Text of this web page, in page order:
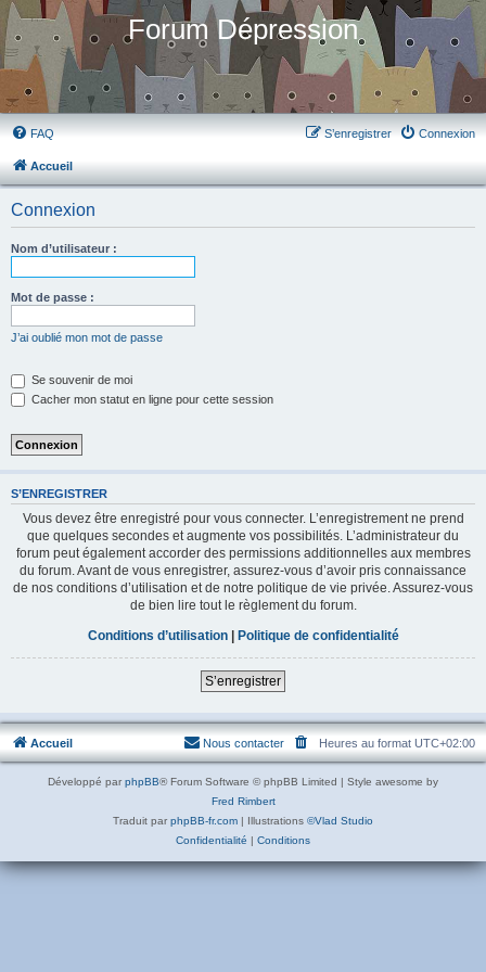
Forum Dépression
FAQ Connexion
S’enregistrer
Accueil
Connexion
Nom d’utilisateur :
Mot de passe :
J’ai oublié mon mot de passe
Se souvenir de moi
Cacher mon statut en ligne pour cette session
S’ENREGISTRER
Vous devez être enregistré pour vous connecter. L’enregistrement ne prend
que quelques secondes et augmente vos possibilités. L’administrateur du
forum peut également accorder des permissions additionnelles aux membres
du forum. Avant de vous enregistrer, assurez-vous d’avoir pris connaissance
de nos conditions d’utilisation et de notre politique de vie privée. Assurez-vous
de bien lire tout le règlement du forum.
Conditions d’utilisation| Politique de confidentialité
S’enregistrer
Accueil Heures au format UTC+02:00
Nous contacter
Développé par phpBB® Forum Software © phpBB Limited | Style awesome by
Fred Rimbert
Traduit par phpBB-fr.com | Illustrations ©Vlad Studio
Confidentialité | Conditions